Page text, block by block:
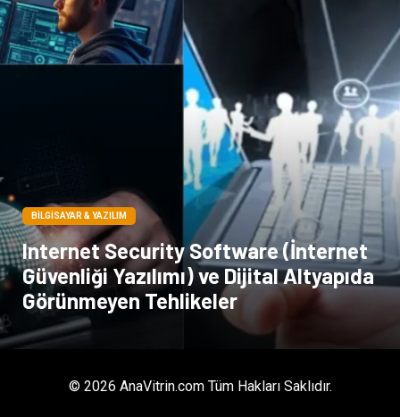
BILGISAYAR & YAZILIM
Internet Security Software (İnternet
Güvenliği Yazılımı) ve Dijital Altyapıda
Görünmeyen Tehlikeler
© 2026 AnaVitrin.com Tüm Hakları Saklıdır.